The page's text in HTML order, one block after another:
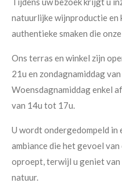
natuurlijke wijnproductie en
authentieke smaken die
Ons terras en winkel zijn
21u en zondagnamiddag
Woensdagnamiddag enkel
van 14u tot 17u.
U wordt ondergedompeld in
ambiance die het gevoel
oproept, terwijl u geniet van
natuur.